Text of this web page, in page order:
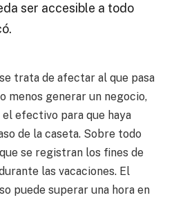
ser accesible a todo
trata de afectar al que pasa
menos generar un negocio,
efectivo para que haya
de la caseta. Sobre todo
se registran los fines de
las vacaciones. El
puede superar una hora en